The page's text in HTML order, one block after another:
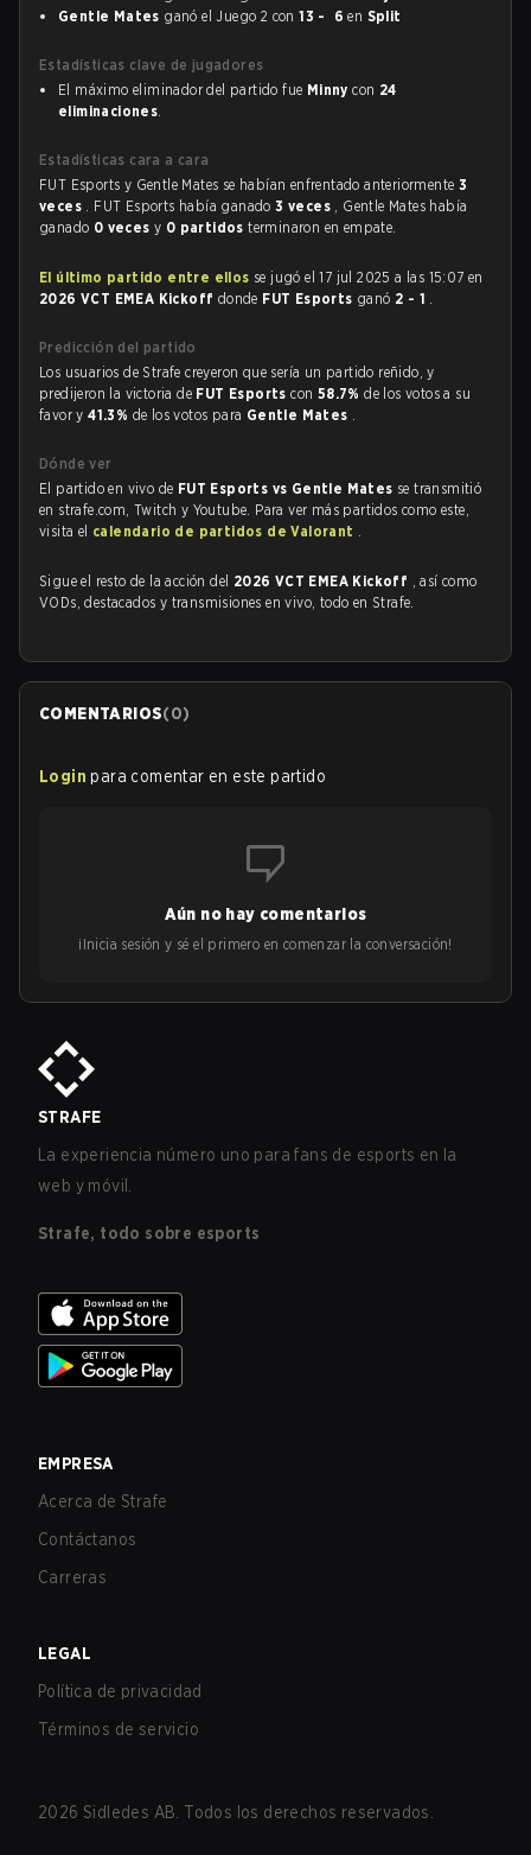
Gentle Mates ganó el Juego 2 con13 - 6 en Split
Estadísticas clave de jugadores
El máximo eliminador del partido fue Minny con 24
eliminaciones.
Estadísticas cara a cara
FUT Esports y Gentle Mates se habían enfrentado anteriormente 3
veces . FUT Esports había ganado3 veces , Gentle Mates había
ganado 0 vecesy 0 partidosterminaron en empate.
El último partido entre ellos se jugó el 17 jul 2025 a las 15:07 en
2026 VCT EMEA Kickoff donde FUT Esports ganó 2 - 1 .
Predicción del partido
Los usuarios de Strafe creyeron que sería un partido reñido, y
predijeron la victoria de FUT Esportscon 58.7%de los votos a su
favor y41.3% de los votos para Gentle Mates .
Dónde ver
El partido en vivo de FUT Esports vs Gentle Mates se transmitió
en strafe.com, Twitch y Youtube. Para ver más partidos como este,
visita el calendario de partidos de Valorant .
Sigue el resto de la acción del 2026 VCT EMEA Kickoff , así como
VODs, destacados y transmisiones en vivo, todo en Strafe.
COMENTARIOS(0)
Login para comentar en este partido
Aún no hay comentarios
¡Inicia sesión y sé el primero en comenzar la conversación!
STRAFE
La experiencia número uno para fans de esports en la
web y móvil.
Strafe, todo sobre esports
EMPRESA
Acerca de Strafe
Contáctanos
Carreras
LEGAL
Política de privacidad
Términos de servicio
2026 Sidledes AB. Todos los derechos reservados.